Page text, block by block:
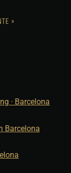
»
· Barcelona
Barcelona